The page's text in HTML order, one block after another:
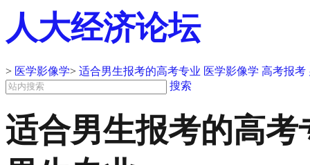
人大经济论坛
> 医学影像学> 适合男生报考的高考专业 医学影像学 高考报考
搜索
适合男生报考的高